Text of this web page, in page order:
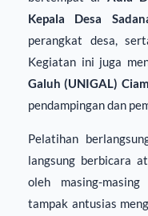
Kepala Desa
perangkat desa,
Kegiatan ini juga
Galuh (UNIGAL)
pendampingan dan
Pelatihan
langsung berbicara
oleh masing-
tampak antusias